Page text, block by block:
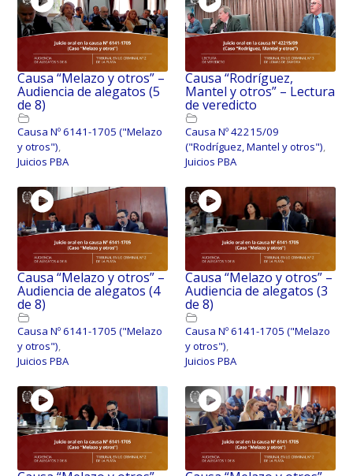
Causa “Melazo y otros” –
Audiencia de alegatos (5
de 8)
Causa Nº 6141-1705 ("Melazo
y otros"),
Juicios PBA
Causa “Rodríguez,
Mantel y otros” – Lectura
de veredicto
Causa Nº 42215/09
("Rodríguez, Mantel y otros"),
Juicios PBA
Causa “Melazo y otros” –
Audiencia de alegatos (4
de 8)
Causa Nº 6141-1705 ("Melazo
y otros"),
Juicios PBA
Causa “Melazo y otros” –
Audiencia de alegatos (3
de 8)
Causa Nº 6141-1705 ("Melazo
y otros"),
Juicios PBA